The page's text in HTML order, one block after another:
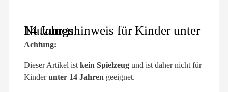
Nutzungshinweis für Kinder unter 14 Jahren
Achtung:
Dieser Artikel ist kein Spielzeug und ist daher nicht für
Kinderunter 14 Jahren geeignet.